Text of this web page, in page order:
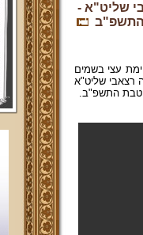
שליט"א -
התשפ"ב
עצי בשמים
רצאבי שליט"א
טבת התשפ"ב.